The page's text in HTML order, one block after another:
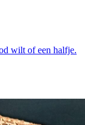
wilt of een halfje.